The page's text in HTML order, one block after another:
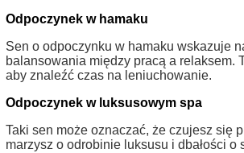
Odpoczynek w hamaku
Sen o odpoczynku w hamaku wskazuje
balansowania między pracą a relaksem.
aby znaleźć czas na leniuchowanie.
Odpoczynek w luksusowym spa
Taki sen może oznaczać, że czujesz się
marzysz o odrobinie luksusu i dbałości o